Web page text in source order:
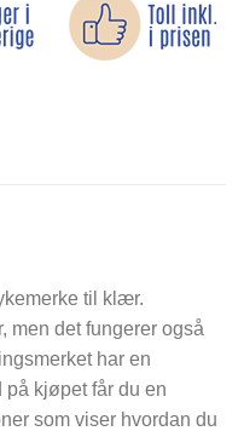
til klær.
men det fungerer også
har en
på kjøpet får du en
som viser hvordan du